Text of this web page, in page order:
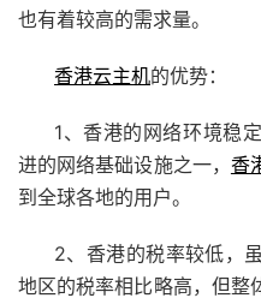
也有着较高的需求量。
香港云主机的优势：
1、香港的网络环境稳
进的网络基础设施之一， 香
到全球各地的用户。
2、香港的税率较低，
地区的税率相比略高，但整